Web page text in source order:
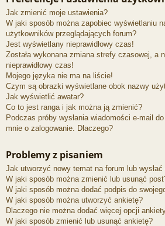
Jak zmienić moje ustawienia?
W jaki sposób można zapobiec wyświetlaniu
użytkowników przeglądających forum?
Jest wyświetlany nieprawidłowy czas!
Została wykonana zmiana strefy czasowej, a
nieprawidłowy czas!
Mojego języka nie ma na liście!
Czym są obrazki wyświetlane obok nazwy
Jak wyświetlić awatar?
Co to jest ranga i jak można ją zmienić?
Podczas próby wysłania wiadomości e-mail
mnie o zalogowanie. Dlaczego?
Problemy z pisaniem
Jak utworzyć nowy temat na forum lub
W jaki sposób można zmienić lub usunąć
W jaki sposób można dodać podpis do
W jaki sposób można utworzyć ankietę?
Dlaczego nie można dodać więcej opcji
W jaki sposób zmienić lub usunąć ankietę?